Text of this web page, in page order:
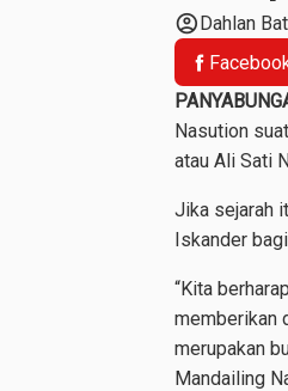
account_circleDahlan
Nasution
atau Ali Sati
Jika sejarah
Iskander
“Kita
memberikan
merupakan
Mandailing